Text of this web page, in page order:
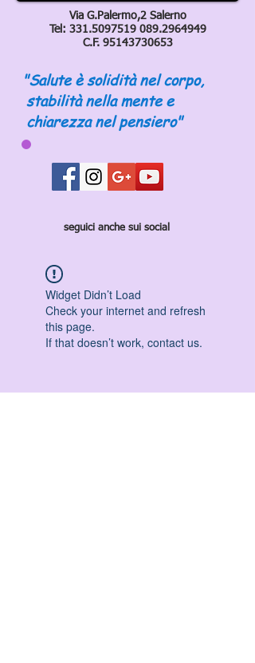
Via G.Palermo,2 Salerno
Tel: 331.5097519 089.2964949
C.F. 95143730653
"Salute è solidità nel corpo,
stabilità nella mente e
chiarezza nel pensiero"
seguici anche sui social
Widget Didn’t Load
Check your internet and refresh
this page.
If that doesn’t work, contact us.